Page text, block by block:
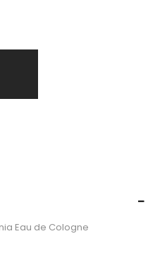
Eau de Cologne